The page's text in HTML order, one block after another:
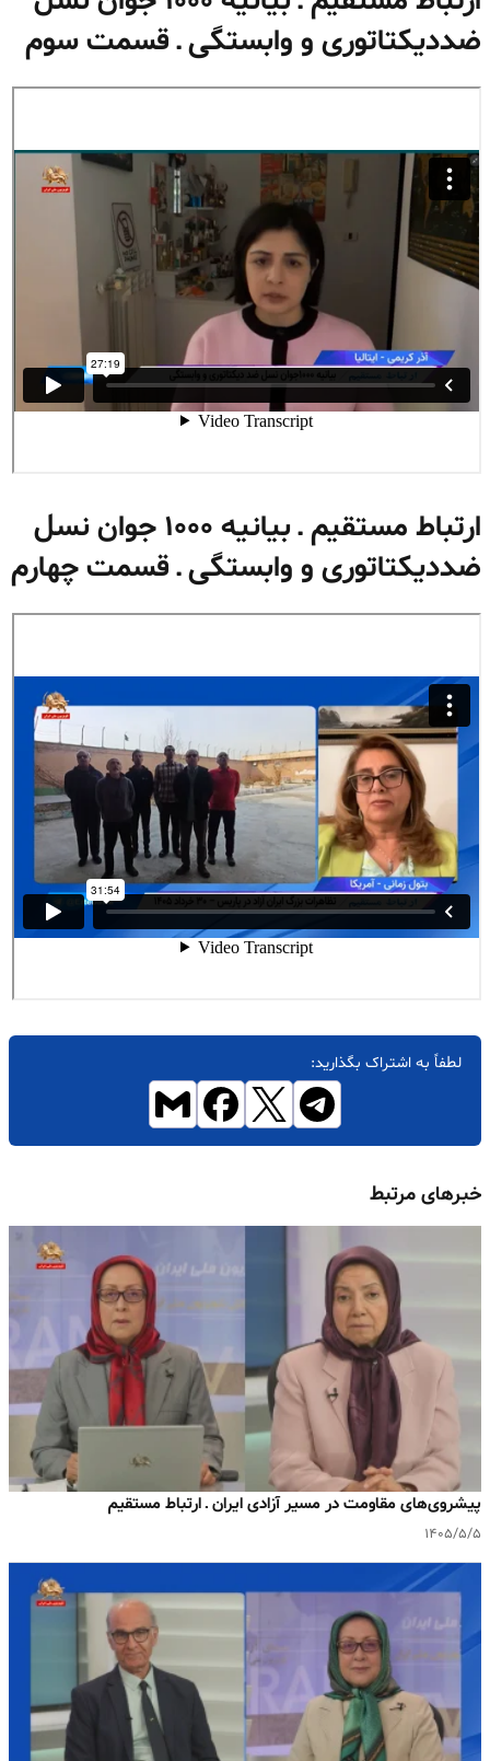
ضددیکتاتوری و وابستگی ـ قسمت سوم
ارتباط مستقیم ـ بیانیه ۱۰۰۰ جوان نسل
ضددیکتاتوری و وابستگی ـ قسمت چهارم
لطفاً به اشتراک بگذارید:
خبرهای مرتبط
پیشروی‌های مقاومت در مسیر آزادی ایران ـ ارتباط مستقیم
۱۴۰۵/۵/۵